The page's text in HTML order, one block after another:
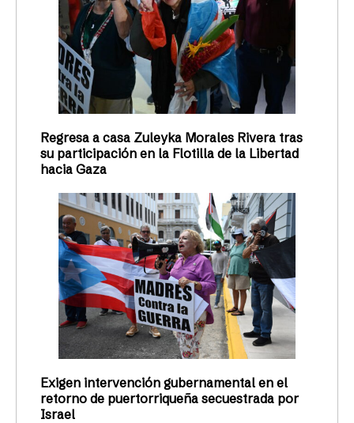
Regresa a casa Zuleyka Morales Rivera tras
su participación en la Flotilla de la Libertad
hacia Gaza
Exigen intervención gubernamental en el
retorno de puertorriqueña secuestrada por
Israel